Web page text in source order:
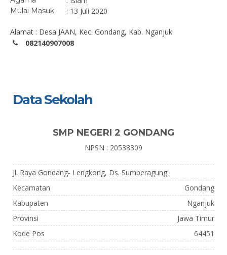
Mulai Masuk : 13 Juli 2020
Alamat : Desa JAAN, Kec. Gondang, Kab. Nganjuk
082140907008
Data Sekolah
SMP NEGERI 2 GONDANG
NPSN : 20538309
Jl. Raya Gondang- Lengkong, Ds. Sumberagung
Kecamatan
Gondang
Kabupaten
Nganjuk
Provinsi
Jawa Timur
Kode Pos
64451